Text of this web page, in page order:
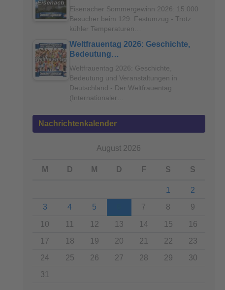
Eisenacher Sommergewinn 2026: 15.000
Besucher beim 129. Festumzug - Trotz
kühler Temperaturen…
Weltfrauentag 2026: Geschichte,
Bedeutung…
Weltfrauentag 2026: Geschichte,
Bedeutung und Veranstaltungen in
Deutschland - Der Weltfrauentag
(Internationaler…
Nachrichtenkalender
August 2026
M D M D F S S
1
2
3
4 5 7 8 9
10 11 12 13 14 15
16
17
18 19 20 21 22
23
24
25 26 27 28 29
30
31